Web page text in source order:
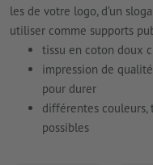
les de votre logo, d’un
utiliser comme supports
tissu en coton doux
impression de
pour durer
différentes couleurs,
possibles